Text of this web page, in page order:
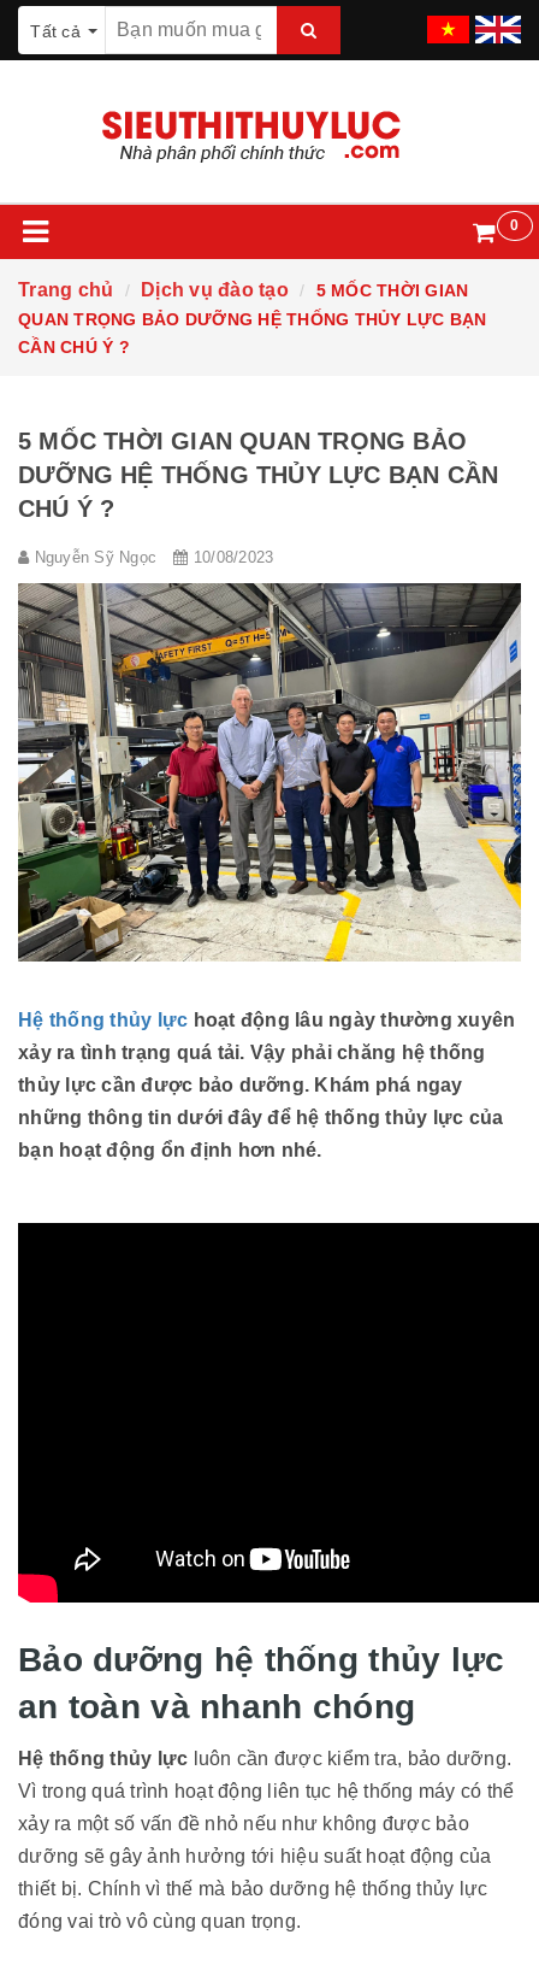
Tất cả
0
Trang chủ Dịch vụ đào tạo
5 MỐC THỜI GIAN
QUAN TRỌNG BẢO DƯỠNG HỆ THỐNG THỦY LỰC BẠN
CẦN CHÚ Ý ?
5 MỐC THỜI GIAN QUAN TRỌNG BẢO
DƯỠNG HỆ THỐNG THỦY LỰC BẠN CẦN
CHÚ Ý ?
Nguyễn Sỹ Ngọc 10/08/2023
Hệ thống thủy lực hoạt động lâu ngày thường xuyên
xảy ra tình trạng quá tải. Vậy phải chăng hệ thống
thủy lực cần được bảo dưỡng. Khám phá ngay
những thông tin dưới đây để hệ thống thủy lực của
bạn hoạt động ổn định hơn nhé.
Bảo dưỡng hệ thống thủy lực
an toàn và nhanh chóng
Hệ thống thủy lực luôn cần được kiểm tra, bảo dưỡng.
Vì trong quá trình hoạt động liên tục hệ thống máy có thể
xảy ra một số vấn đề nhỏ nếu như không được bảo
dưỡng sẽ gây ảnh hưởng tới hiệu suất hoạt động của
thiết bị. Chính vì thế mà bảo dưỡng hệ thống thủy lực
đóng vai trò vô cùng quan trọng.